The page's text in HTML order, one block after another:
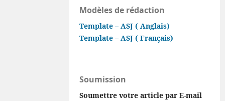
Modèles de rédaction
Template – ASJ ( Anglais)
Template – ASJ ( Français)
Soumission
Soumettre votre article par E-mail